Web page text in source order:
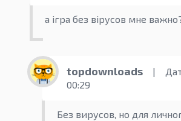
а ігра без вірусов мне
topdownloads |
00:29
Без вирусов, но для